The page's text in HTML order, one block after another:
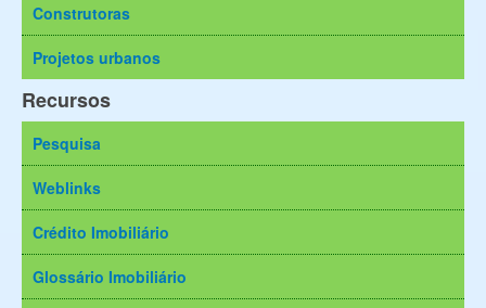
Construtoras
Projetos urbanos
Recursos
Pesquisa
Weblinks
Crédito Imobiliário
Glossário Imobiliário